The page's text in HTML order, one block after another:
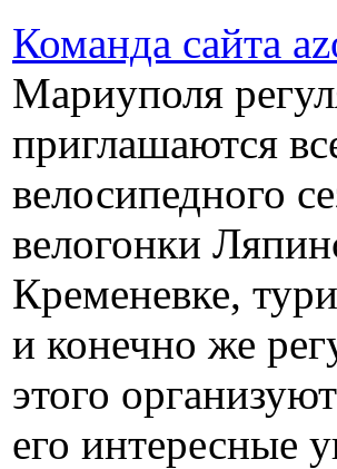
Команда сайта
Мариуполя
приглашаются
велосипедного
велогонки
Кременевке,
и конечно же
этого
его интересные